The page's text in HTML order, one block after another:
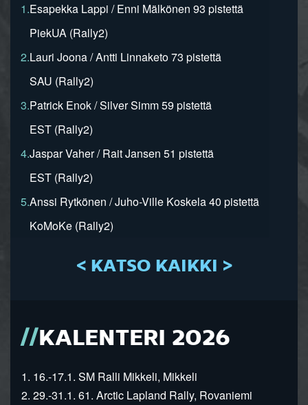
1.Esapekka Lappi / Enni Mälkönen 93 pistettä
PiekUA (Rally2)
2.Lauri Joona / Antti Linnaketo 73 pistettä
SAU (Rally2)
3.Patrick Enok / Silver Simm 59 pistettä
EST (Rally2)
4.Jaspar Vaher / Rait Jansen 51 pistettä
EST (Rally2)
5.Anssi Rytkönen / Juho-Ville Koskela 40 pistettä
KoMoKe (Rally2)
< KATSO KAIKKI >
KALENTERI 2026
1. 16.-17.1. SM Ralli Mikkeli, Mikkeli
2. 29.-31.1. 61. Arctic Lapland Rally, Rovaniemi